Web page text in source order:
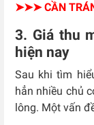
➤➤➤ CẦN
3. Giá thu
hiện nay
Sau khi tìm
hẳn nhiều chủ
lông. Một vấn